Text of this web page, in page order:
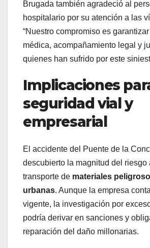
Brugada también agradeció al
hospitalario por su atención a las
“Nuestro compromiso es
médica, acompañamiento legal y
quienes han sufrido por este
Implicaciones
seguridad vial y
empresarial
El accidente del Puente de la
descubierto la magnitud del riesgo
transporte de materiales
urbanas. Aunque la empresa
vigente, la investigación por
podría derivar en sanciones y
reparación del daño millonarias.